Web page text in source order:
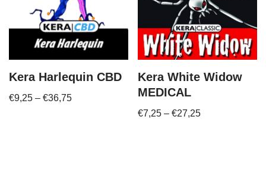
Kera Harlequin CBD
€9,25 – €36,75
Kera White Widow
MEDICAL
€7,25 –€27,25